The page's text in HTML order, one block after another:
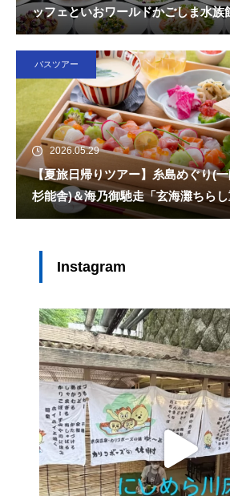
ッフェといおワールドかごしま水族
バスツアー
2026.05.29
【夏旅日帰りツアー】糸島めぐり(
杉能舎)＆海乃御馳走「玄海灘ちら
Instagram